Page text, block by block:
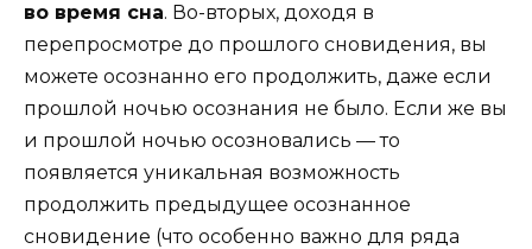
во время сна. Во-вторых, доходя в
перепросмотре до прошлого сновидения, вы
можете осознанно его продолжить, даже если
прошлой ночью осознания не было. Если же вы
и прошлой ночью осозновались — то
появляется уникальная возможность
продолжить предыдущее осознанное
сновидение (что особенно важно для ряда